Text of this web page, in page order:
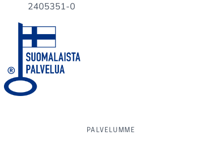
2405351-0
PALVELUMME